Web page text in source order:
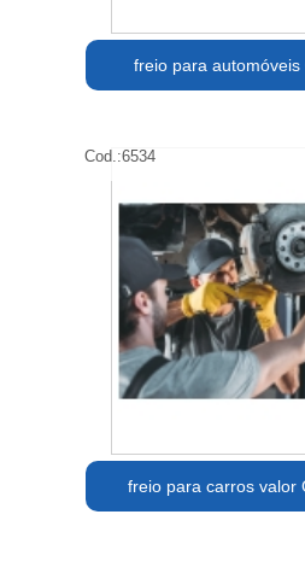
freio para automóveis
Cod.:6534
freio para carros valor